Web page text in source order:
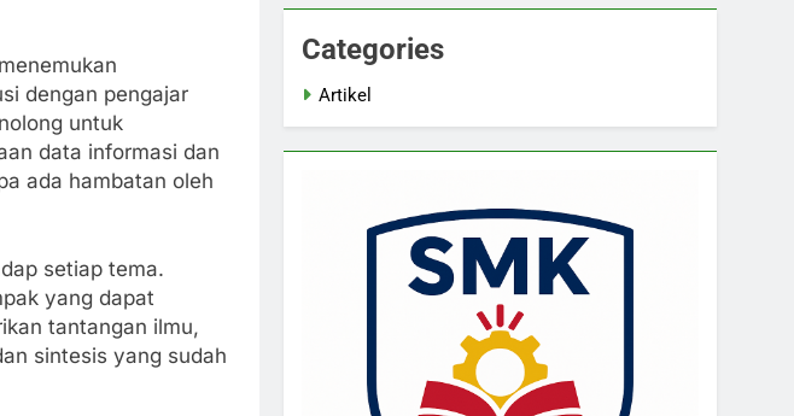
dengan pengajar
untuk
data informasi dan
ada hambatan oleh
setiap tema.
yang dapat
tantangan ilmu,
sintesis yang sudah
Categories
Artikel